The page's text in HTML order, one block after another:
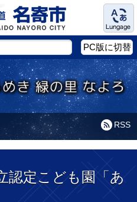
Language
PC版に切替
RSS
認定こども園「あ